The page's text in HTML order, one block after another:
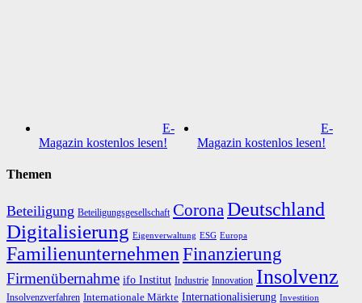
E-
Magazin kostenlos lesen!
E-
Magazin kostenlos lesen!
Themen
Beteiligung Beteiligungsgesellschaft CoronaDeutschland
Digitalisierung Eigenverwaltung ESG Europa
Familienunternehmen Finanzierung
Firmenübernahme ifo Institut Industrie Innovation Insolvenz
Insolvenzverfahren Internationale Märkte Internationalisierung Investition